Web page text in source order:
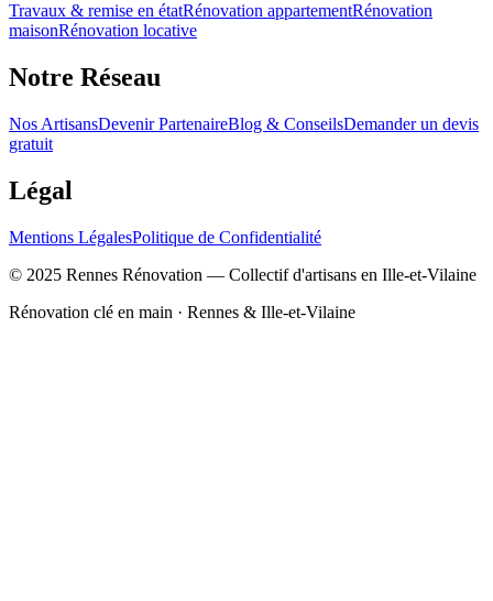
Travaux & remise en étatRénovation appartementRénovation
maisonRénovation locative
Notre Réseau
Nos ArtisansDevenir PartenaireBlog & ConseilsDemander un devis
gratuit
Légal
Mentions LégalesPolitique de Confidentialité
© 2025 Rennes Rénovation — Collectif d'artisans en Ille-et-Vilaine
Rénovation clé en main · Rennes & Ille-et-Vilaine